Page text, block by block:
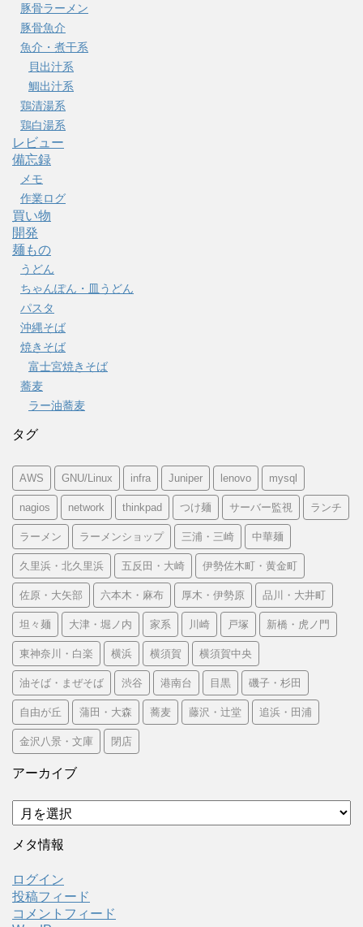
豚骨ラーメン
豚骨魚介
魚介・煮干系
貝出汁系
鯛出汁系
鶏清湯系
鶏白湯系
レビュー
備忘録
メモ
作業ログ
買い物
開発
麺もの
うどん
ちゃんぽん・皿うどん
パスタ
沖縄そば
焼きそば
富士宮焼きそば
蕎麦
ラー油蕎麦
タグ
AWS GNU/Linux infra Juniper lenovo mysql
nagios network thinkpad つけ麺 サーバー監視 ランチ
ラーメン ラーメンショップ 三浦・三崎 中華麺
久里浜・北久里浜 五反田・大崎 伊勢佐木町・黄金町
佐原・大矢部 六本木・麻布 厚木・伊勢原 品川・大井町
坦々麺 大津・堀ノ内 家系 川崎 戸塚 新橋・虎ノ門
東神奈川・白楽 横浜 横須賀 横須賀中央
油そば・まぜそば 渋谷 港南台 目黒 磯子・杉田
自由が丘 蒲田・大森 蕎麦 藤沢・辻堂 追浜・田浦
金沢八景・文庫 閉店
アーカイブ
ア
ー
カ
ブ
メタ情報
ログイン
投稿フィード
コメントフィード